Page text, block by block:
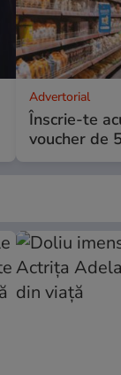
Advertorial
Înscrie-te
voucher de